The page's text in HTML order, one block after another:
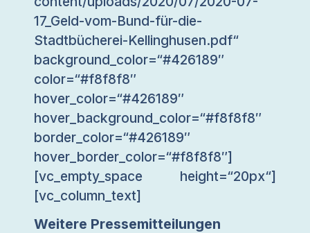
17_Geld-vom-Bund-für-die-
Stadtbücherei-Kellinghusen.pdf“
background_color=“#426189″
color=“#f8f8f8″
hover_color=“#426189″
hover_background_color=“#f8f8f8″
border_color=“#426189″
hover_border_color=“#f8f8f8″]
[vc_empty_space height=“20px“]
[vc_column_text]
Weitere Pressemitteilungen